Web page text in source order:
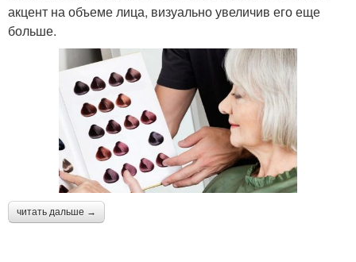
акцент на объеме лица, визуально увеличив его еще
больше.
читать дальше →